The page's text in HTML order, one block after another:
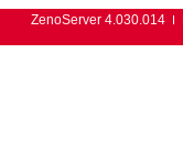
ZenoServer 4.030.014